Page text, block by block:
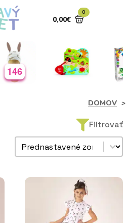
0,00€
0
146
DOMOV
Filtrovať
Zoradiť produkty
Sort content